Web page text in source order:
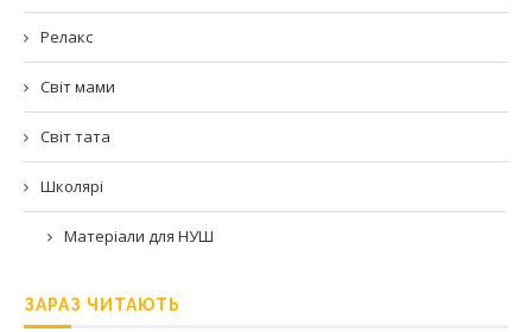
Релакс
Світ мами
Світ тата
Школярі
Матеріали для НУШ
ЗАРАЗ ЧИТАЮТЬ